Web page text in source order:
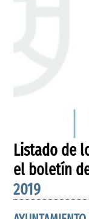
Listado de
el boletín
2019